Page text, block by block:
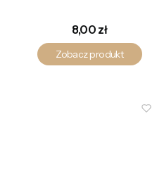
Cena
8,00 zł
Zobacz produkt